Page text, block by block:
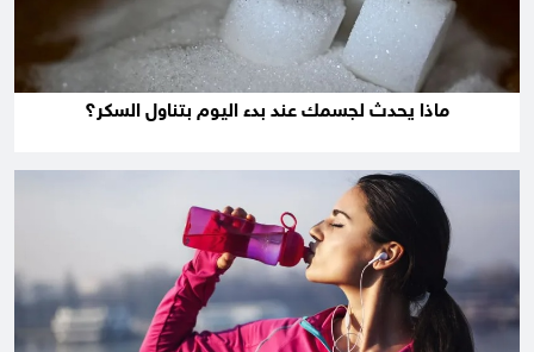
ماذا يحدث لجسمك عند بدء اليوم بتناول السكر؟